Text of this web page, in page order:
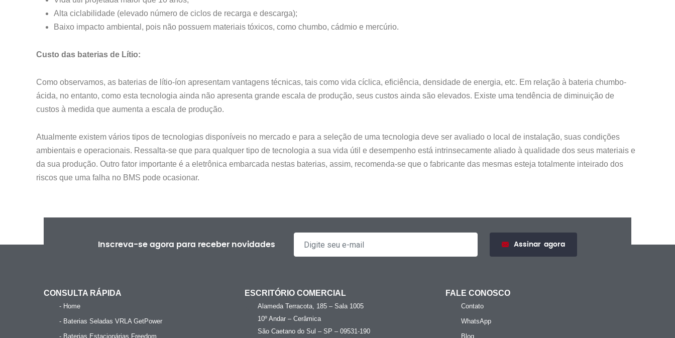
Alta ciclabilidade (elevado número de ciclos de recarga e descarga);
Baixo impacto ambiental, pois não possuem materiais tóxicos, como chumbo, cádmio e mercúrio.
Custo das baterias de Lítio:
Como observamos, as baterias de lítio-íon apresentam vantagens técnicas, tais como vida cíclica, eficiência, densidade de energia, etc. Em relação à bateria chumbo-
ácida, no entanto, como esta tecnologia ainda não apresenta grande escala de produção, seus custos ainda são elevados. Existe uma tendência de diminuição de
custos à medida que aumenta a escala de produção.
Atualmente existem vários tipos de tecnologias disponíveis no mercado e para a seleção de uma tecnologia deve ser avaliado o local de instalação, suas condições
ambientais e operacionais. Ressalta-se que para qualquer tipo de tecnologia a sua vida útil e desempenho está intrinsecamente aliado à qualidade dos seus materiais e
da sua produção. Outro fator importante é a eletrônica embarcada nestas baterias, assim, recomenda-se que o fabricante das mesmas esteja totalmente inteirado dos
riscos que uma falha no BMS pode ocasionar.
Inscreva-se agora para receber novidades Assinaragora
CONSULTA RÁPIDA
- Home
- Baterias Seladas VRLA GetPower
- Baterias Estacionárias Freedom
ESCRITÓRIO COMERCIAL
Alameda Terracota, 185 – Sala 1005
10º Andar – Cerâmica
São Caetano do Sul – SP – 09531-190
FALE CONOSCO
Contato
WhatsApp
Blog